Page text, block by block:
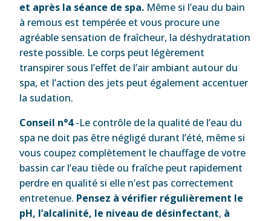
et après la séance de spa. Même si l’eau du bain
à remous est tempérée et vous procure une
agréable sensation de fraîcheur, la déshydratation
reste possible. Le corps peut légèrement
transpirer sous l’effet de l’air ambiant autour du
spa, et l’action des jets peut également accentuer
la sudation.
Conseil n°4-Le contrôle de la qualité de l’eau du
spa ne doit pas être négligé durant l’été, même si
vous coupez complètement le chauffage de votre
bassin car l’eau tiède ou fraîche peut rapidement
perdre en qualité si elle n’est pas correctement
entretenue. Pensez à vérifier régulièrement le
pH, l’alcalinité, le niveau de désinfectant, à